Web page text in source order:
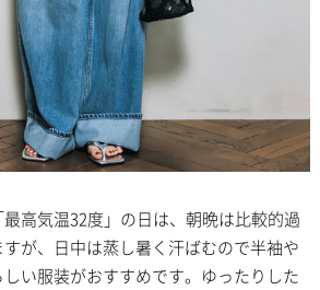
高気温32度」の日は、朝晩は比較的過
が、日中は蒸し暑く汗ばむので半袖や
い服装がおすすめです。ゆったりした